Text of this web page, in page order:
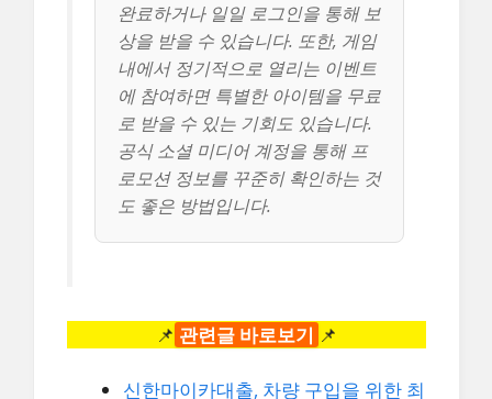
완료하거나 일일 로그인을 통해 보
상을 받을 수 있습니다. 또한, 게임
내에서 정기적으로 열리는 이벤트
에 참여하면 특별한 아이템을 무료
로 받을 수 있는 기회도 있습니다.
공식 소셜 미디어 계정을 통해 프
로모션 정보를 꾸준히 확인하는 것
도 좋은 방법입니다.
📌 관련글 바로보기 📌
신한마이카대출, 차량 구입을 위한 최